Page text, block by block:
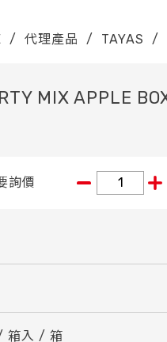
/ 代理產品 / TAYAS /
MIX APPLE
詢價
箱入 / 箱